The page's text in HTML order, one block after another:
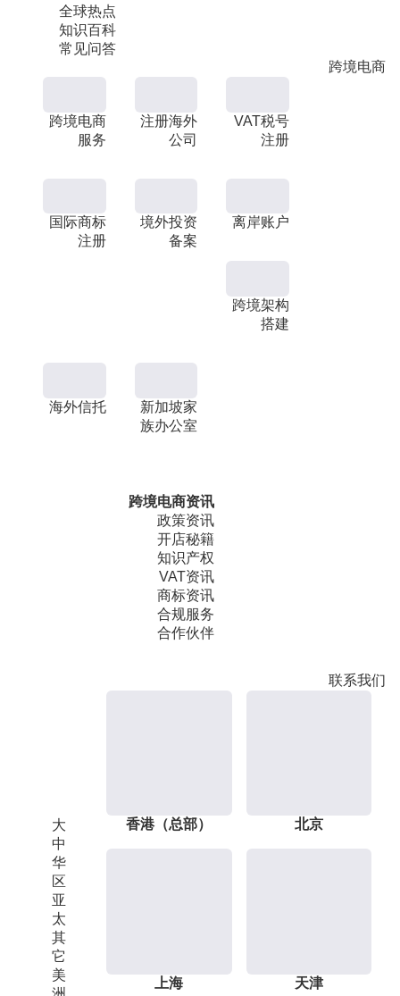
全球热点
知识百科
常见问答
跨境电商
跨境电商
服务
注册海外
公司
VAT税号
注册
国际商标
注册
境外投资
备案
离岸账户
跨境架构
搭建
海外信托
新加坡家
族办公室
跨境电商资讯
政策资讯
开店秘籍
知识产权
VAT资讯
商标资讯
合规服务
合作伙伴
联系我们
大
中
华
区
亚
太
其
它
美
香港（总部） 北京
上海 天津